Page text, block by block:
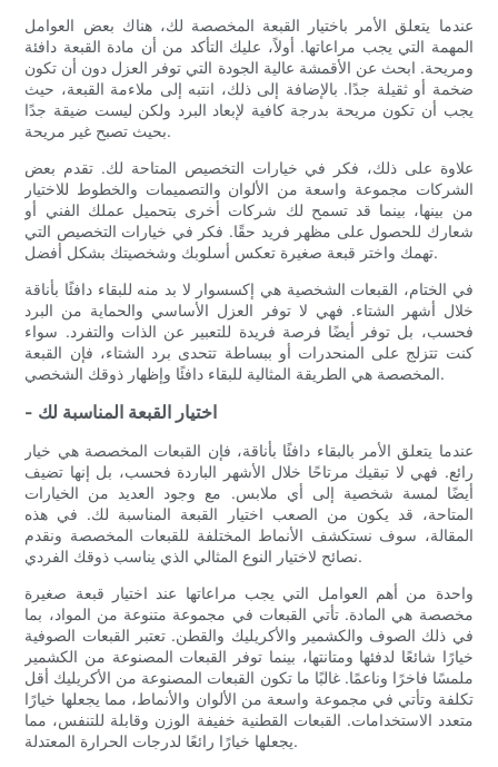
عندما يتعلق الأمر باختيار القبعة المخصصة لك، هناك بعض العوامل
المهمة التي يجب مراعاتها. أولاً، عليك التأكد من أن مادة القبعة دافئة
ومريحة. ابحث عن الأقمشة عالية الجودة التي توفر العزل دون أن تكون
ضخمة أو ثقيلة جدًا. بالإضافة إلى ذلك، انتبه إلى ملاءمة القبعة، حيث
يجب أن تكون مريحة بدرجة كافية لإبعاد البرد ولكن ليست ضيقة جدًا
بحيث تصبح غير مريحة.
علاوة على ذلك، فكر في خيارات التخصيص المتاحة لك. تقدم بعض
الشركات مجموعة واسعة من الألوان والتصميمات والخطوط للاختيار
من بينها، بينما قد تسمح لك شركات أخرى بتحميل عملك الفني أو
شعارك للحصول على مظهر فريد حقًا. فكر في خيارات التخصيص التي
تهمك واختر قبعة صغيرة تعكس أسلوبك وشخصيتك بشكل أفضل.
في الختام، القبعات الشخصية هي إكسسوار لا بد منه للبقاء دافئًا بأناقة
خلال أشهر الشتاء. فهي لا توفر العزل الأساسي والحماية من البرد
فحسب، بل توفر أيضًا فرصة فريدة للتعبير عن الذات والتفرد. سواء
كنت تتزلج على المنحدرات أو ببساطة تتحدى برد الشتاء، فإن القبعة
المخصصة هي الطريقة المثالية للبقاء دافئًا وإظهار ذوقك الشخصي.
- اختيار القبعة المناسبة لك
عندما يتعلق الأمر بالبقاء دافئًا بأناقة، فإن القبعات المخصصة هي خيار
رائع. فهي لا تبقيك مرتاحًا خلال الأشهر الباردة فحسب، بل إنها تضيف
أيضًا لمسة شخصية إلى أي ملابس. مع وجود العديد من الخيارات
المتاحة، قد يكون من الصعب اختيار القبعة المناسبة لك. في هذه
المقالة، سوف نستكشف الأنماط المختلفة للقبعات المخصصة ونقدم
نصائح لاختيار النوع المثالي الذي يناسب ذوقك الفردي.
واحدة من أهم العوامل التي يجب مراعاتها عند اختيار قبعة صغيرة
مخصصة هي المادة. تأتي القبعات في مجموعة متنوعة من المواد، بما
في ذلك الصوف والكشمير والأكريليك والقطن. تعتبر القبعات الصوفية
خيارًا شائعًا لدفئها ومتانتها، بينما توفر القبعات المصنوعة من الكشمير
ملمسًا فاخرًا وناعمًا. غالبًا ما تكون القبعات المصنوعة من الأكريليك أقل
تكلفة وتأتي في مجموعة واسعة من الألوان والأنماط، مما يجعلها خيارًا
متعدد الاستخدامات. القبعات القطنية خفيفة الوزن وقابلة للتنفس، مما
يجعلها خيارًا رائعًا لدرجات الحرارة المعتدلة.